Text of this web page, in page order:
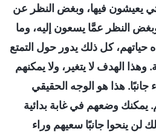
يعيشون فيها، وبغض النظر عن
النظر عمَّا يسعون إليه، وما
حياتهم، كل ذلك يدور حول التمتع
الهدف لا يتغير، ولا يمكنهم
جانبًا. هذا هو الوجه الحقيقي
يمكنك وضعهم في غابة بدائية
لن ينحوا جانبًا سعيهم وراء